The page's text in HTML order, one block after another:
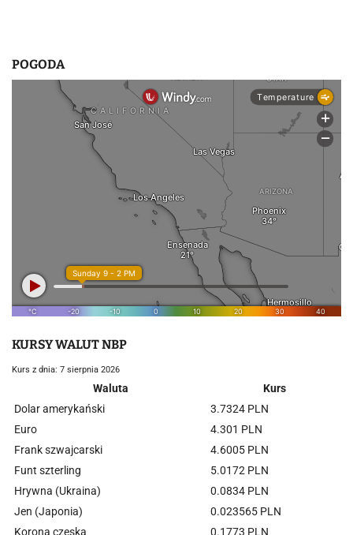
POGODA
KURSY WALUT NBP
Kurs z dnia: 7 sierpnia 2026
Waluta
Kurs
Dolar amerykański
3.7324 PLN
Euro
4.301 PLN
Frank szwajcarski
4.6005 PLN
Funt szterling
5.0172 PLN
Hrywna (Ukraina)
0.0834 PLN
Jen (Japonia)
0.023565 PLN
Korona czeska
0.1773 PLN